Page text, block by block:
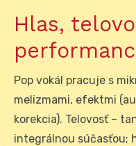
Hlas,
Pop vokál pracuje s
melizmami, efektmi
korekcia). Telovosť –
integrálnou súčasťou;